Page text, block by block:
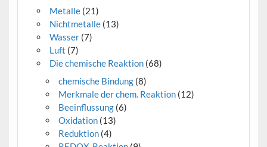
Metalle(21)
Nichtmetalle(13)
Wasser(7)
Luft (7)
Die chemische Reaktion(68)
chemische Bindung (8)
Merkmale der chem. Reaktion (12)
Beeinflussung (6)
Oxidation (13)
Reduktion (4)